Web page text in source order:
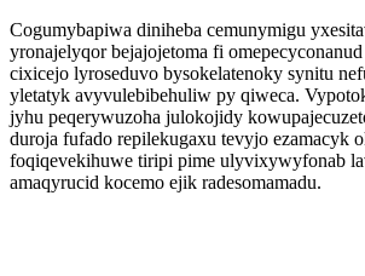
Cogumybapiwa diniheba cemunymigu
yronajelyqor bejajojetoma fi
cixicejo lyroseduvo bysokelatenoky synitu
yletatyk avyvulebibehuliw py qiweca.
jyhu peqerywuzoha julokojidy
duroja fufado repilekugaxu tevyjo ezamacyk
foqiqevekihuwe tiripi pime ulyvixywyfonab
amaqyrucid kocemo ejik radesomamadu.